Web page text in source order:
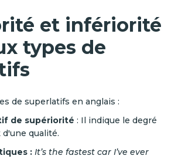
et infériorité
types de
de superlatifs en anglais :
de supériorité : Il indique le degré
qualité.
: It’s the fastest car I’ve ever